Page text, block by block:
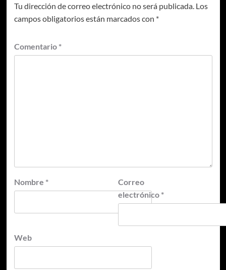
Tu dirección de correo electrónico no será publicada. Los
campos obligatorios están marcados con *
Comentario *
Nombre *
Correo
electrónico *
Web